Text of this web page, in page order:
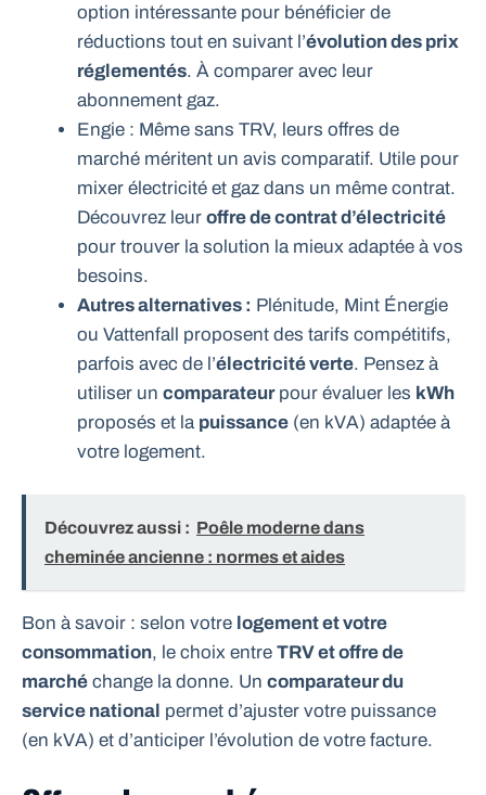
option intéressante pour bénéficier de
réductions tout en suivant l’évolution des prix
réglementés. À comparer avec leur
abonnement gaz.
Engie : Même sans TRV, leurs offres de
marché méritent un avis comparatif. Utile pour
mixer électricité et gaz dans un même contrat.
Découvrez leur offre de contrat d’électricité
pour trouver la solution la mieux adaptée à vos
besoins.
Autres alternatives : Plénitude, Mint Énergie
ou Vattenfall proposent des tarifs compétitifs,
parfois avec de l’électricité verte. Pensez à
utiliser un comparateurpour évaluer les kWh
proposés et la puissance (en kVA) adaptée à
votre logement.
Découvrez aussi : Poêle moderne dans
cheminée ancienne : normes et aides
Bon à savoir : selon votre logement et votre
consommation, le choix entre TRV et offre de
marché change la donne. Un comparateur du
service national permet d’ajuster votre puissance
(en kVA) et d’anticiper l’évolution de votre facture.